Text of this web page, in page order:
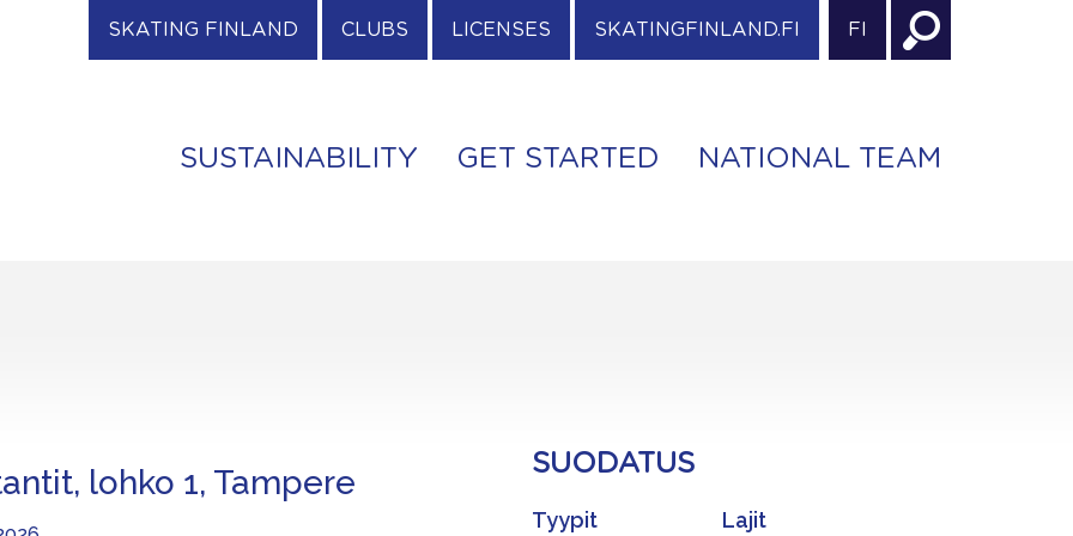
SKATING FINLAND CLUBS LICENSES SKATINGFINLAND.FI FI
SUSTAINABILITY GET STARTED NATIONAL TEAM
lohko 1, Tampere SUODATUS
Tyypit Lajit